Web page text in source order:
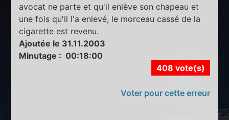
avocat ne parte et qu'il enlève son chapeau et
une fois qu'il l'a enlevé, le morceau cassé de la
cigarette est revenu.
Ajoutée le 31.11.2003
Minutage : 00:18:00
408 vote(s)
Voter pour cette erreur